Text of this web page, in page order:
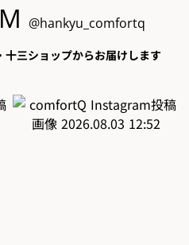
@hankyu_comfortq
三ショップからお届けします